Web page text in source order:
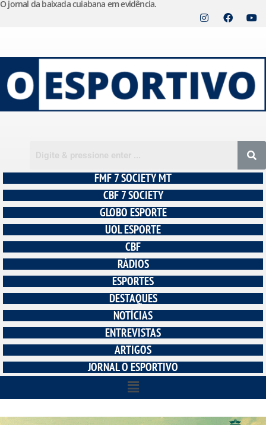
o
conteúdo
O jornal da baixada cuiabana em evidência.
FMF 7 SOCIETY MT
CBF 7 SOCIETY
GLOBO ESPORTE
UOL ESPORTE
CBF
RÁDIOS
ESPORTES
DESTAQUES
NOTÍCIAS
ENTREVISTAS
ARTIGOS
JORNAL O ESPORTIVO